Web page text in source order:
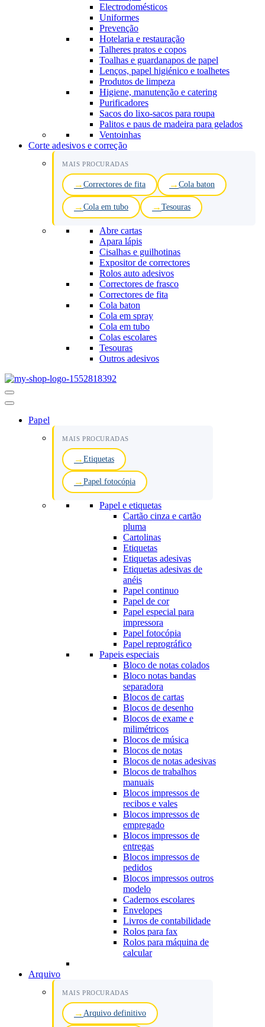
Electrodomésticos
Uniformes
Prevenção
Hotelaria e restauração
Talheres pratos e copos
Toalhas e guardanapos de papel
Lenços, papel higiénico e toalhetes
Produtos de limpeza
Higiene, manutenção e catering
Purificadores
Sacos do lixo-sacos para roupa
Palitos e paus de madeira para gelados
Ventoinhas
Corte adesivos e correção
MAIS PROCURADAS
Correctores de fita Cola baton
Cola em tubo Tesouras
Abre cartas
Apara lápis
Cisalhas e guilhotinas
Expositor de correctores
Rolos auto adesivos
Correctores de frasco
Correctores de fita
Cola baton
Cola em spray
Cola em tubo
Colas escolares
Tesouras
Outros adesivos
Menu
de
Papel
MAIS PROCURADAS
Etiquetas
Papel fotocópia
Papel e etiquetas
Cartão cinza e cartão
pluma
Cartolinas
Etiquetas
Etiquetas adesivas
Etiquetas adesivas de
anéis
Papel continuo
Papel de cor
Papel especial para
impressora
Papel fotocópia
Papel reprográfico
Papeis especiais
Bloco de notas colados
Bloco notas bandas
separadora
Blocos de cartas
Blocos de desenho
Blocos de exame e
milimétricos
Blocos de música
Blocos de notas
Blocos de notas adesivas
Blocos de trabalhos
manuais
Blocos impressos de
recibos e vales
Blocos impressos de
empregado
Blocos impressos de
entregas
Blocos impressos de
pedidos
Blocos impressos outros
modelo
Cadernos escolares
Envelopes
Livros de contabilidade
Rolos para fax
Rolos para máquina de
calcular
Arquivo
MAIS PROCURADAS
Arquivo definitivo